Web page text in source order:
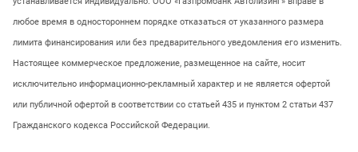
любое время в одностороннем порядке отказаться от указанного размера
лимита финансирования или без предварительного уведомления его изменить.
Настоящее коммерческое предложение, размещенное на сайте, носит
исключительно информационно-рекламный характер и не является офертой
или публичной офертой в соответствии со статьей 435 и пунктом 2 статьи 437
Гражданского кодекса Российской Федерации.